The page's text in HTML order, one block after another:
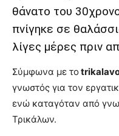
θάνατο του
πνίγηκε σε
λίγες μέρες πριν
Σύμφωνα με το
γνωστός για τον
ενώ καταγόταν από
Τρικάλων.